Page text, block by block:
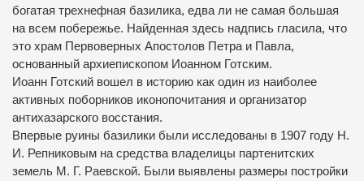
богатая трехнефная базилика, едва ли не самая большая
на всем побережье. Найденная здесь надпись гласила, что
это храм Первоверных Апостолов Петра и Павла,
основанный архиепископом Иоанном Готским.
Иоанн Готский вошел в историю как один из наиболее
активных поборников иконопочитания и организатор
антихазарского восстания.
Впервые руины базилики были исследованы в 1907 году Н.
И. Репниковым на средства владелицы партенитских
земель М. Г. Раевской. Были выявлены размеры постройки